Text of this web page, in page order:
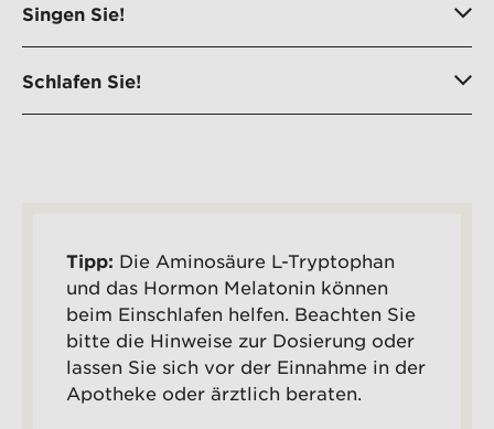
Singen Sie!
Schlafen Sie!
Tipp: Die Aminosäure L-Tryptophan
und das Hormon Melatonin können
beim Einschlafen helfen. Beachten Sie
bitte die Hinweise zur Dosierung oder
lassen Sie sich vor der Einnahme in der
Apotheke oder ärztlich beraten.